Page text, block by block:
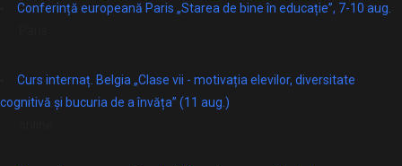
Conferință europeană Paris „Starea de bine în educație”, 7-10 aug.
Curs internaț. Belgia „Clase vii - motivația elevilor, diversitate
cognitivă și bucuria de a învăța” (11 aug.)